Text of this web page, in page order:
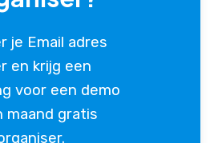
je Email adres
en krijg een
voor een demo
maand gratis